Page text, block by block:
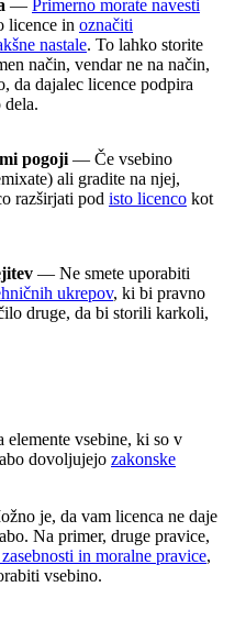
— Primerno morate navesti
licence in označiti
nastale. To lahko storite
način, vendar ne na način,
da dajalec licence podpira
dela.
pogoji — Če vsebino
ali gradite na njej,
razširjati pod isto licenco kot
— Ne smete uporabiti
ukrepov, ki bi pravno
druge, da bi storili karkoli,
elemente vsebine, ki so v
dovoljujejo zakonske
je, da vam licenca ne daje
Na primer, druge pravice,
in moralne pravice,
vsebino.